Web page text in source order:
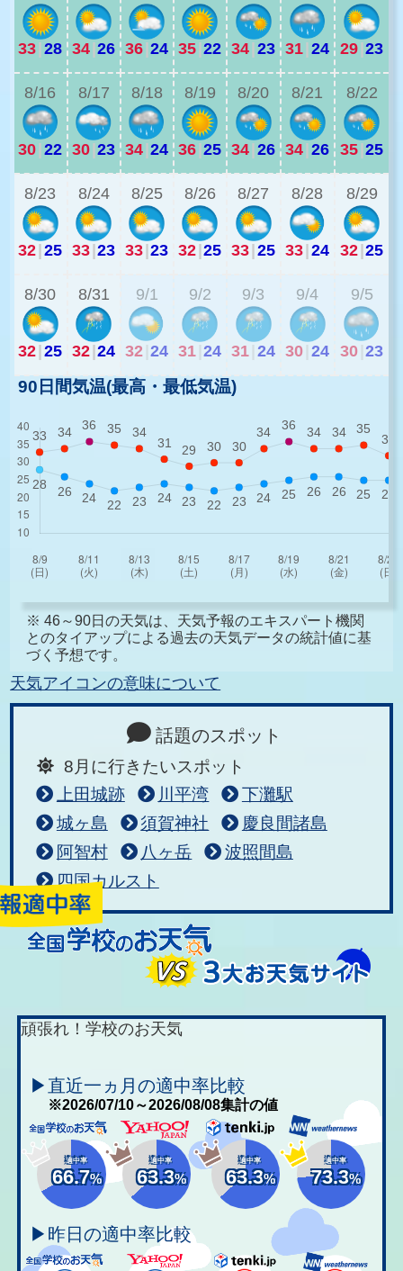
33|28 34|26 36|24 35|22 34|23 31|24 29|23
8/16
30|22
8/17
30|23
8/18
34|24
8/19
36|25
8/20
34|26
8/21
34|26
8/22
35|25
8/23
32|25
8/24
33|23
8/25
33|23
8/26
32|25
8/27
33|25
8/28
33|24
8/29
32|25
8/30
32|25
8/31
32|24
9/1
32 24
9/2
31 24
9/3
31 24
9/4
30 24
9/5
30 23
90日間気温(最高・最低気温)
※ 46～90日の天気は、天気予報のエキスパート機関
とのタイアップによる過去の天気データの統計値に基
づく予想です。
天気アイコンの意味について
話題のスポット
8月に行きたいスポット
上田城跡
川平湾
下灘駅
城ヶ島
須賀神社
慶良間諸島
阿智村
八ヶ岳
波照間島
四国カルスト
頑張れ！学校のお天気
▶直近一ヵ月の適中率比較
※2026/07/10～2026/08/08集計の値
適中率
66.7%
適中率
63.3%
適中率
63.3%
適中率
73.3%
▶昨日の適中率比較